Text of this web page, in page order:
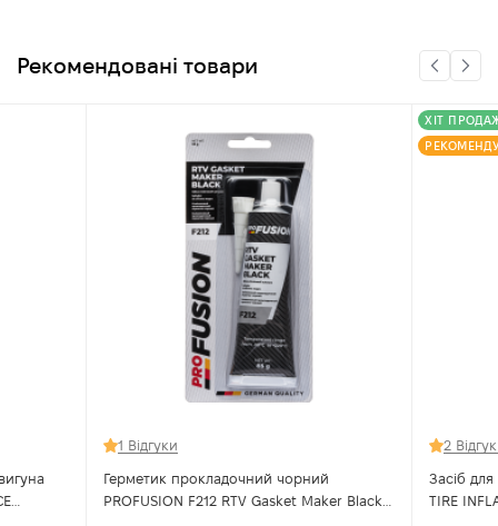
Рекомендовані товари
1 Відгуки
Герметик прокладочний чорний
PROFUSION F212 RTV Gasket Maker Black
ХІТ
2
Засіб
TIRE